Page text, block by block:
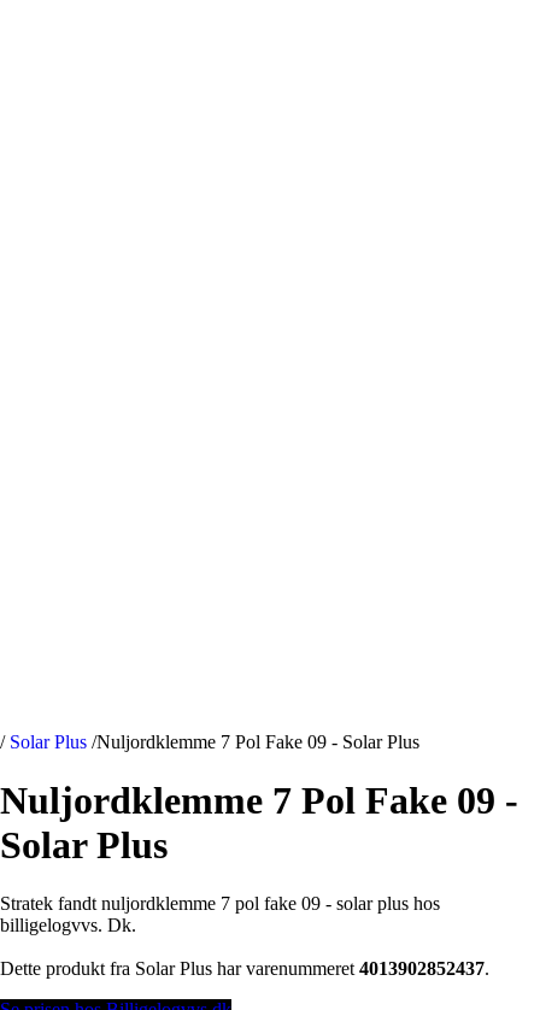
/ Solar Plus /Nuljordklemme 7 Pol Fake 09 - Solar Plus
Nuljordklemme 7 Pol Fake 09 -
Solar Plus
Stratek fandt nuljordklemme 7 pol fake 09 - solar plus hos
billigelogvvs. Dk.
Dette produkt fra Solar Plus har varenummeret 4013902852437.